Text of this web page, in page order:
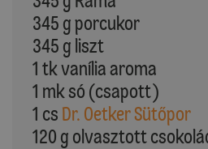
345 g porcukor
345 g liszt
1 tk vanília aroma
1 mk só (csapott)
1 cs Dr. Oetker Sütőpor
120 g olvasztott